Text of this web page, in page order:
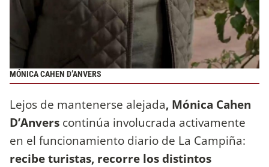
MÓNICA CAHEN D’ANVERS
Lejos de mantenerse alejada, Mónica Cahen
D’Anvers continúa involucrada activamente
en el funcionamiento diario de La Campiña:
recibe turistas, recorre los distintos